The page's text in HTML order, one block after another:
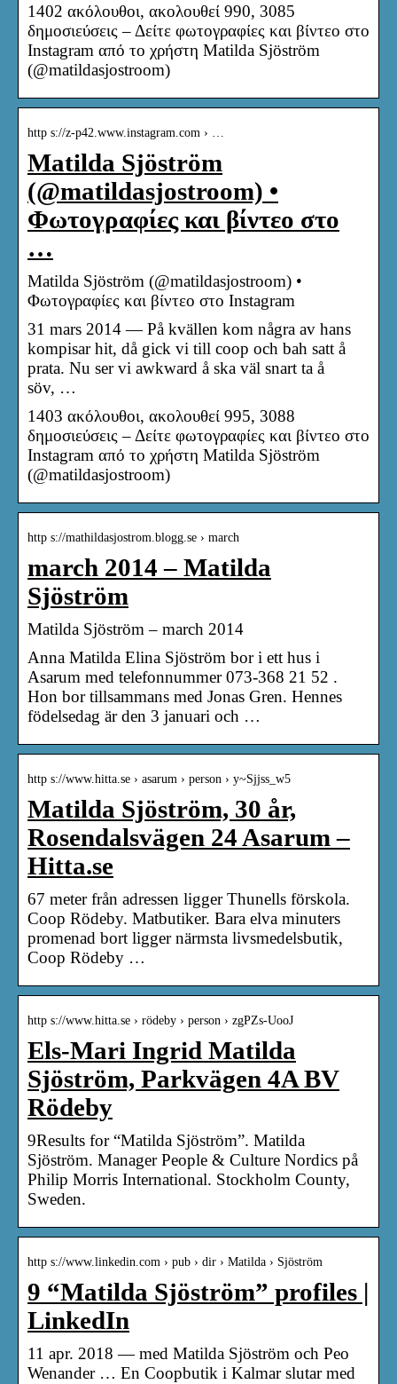
1402 ακόλουθοι, ακολουθεί 990, 3085
δημοσιεύσεις – Δείτε φωτογραφίες και βίντεο στο
Instagram από το χρήστη Matilda Sjöström
(@matildasjostroom)
http s://z-p42.www.instagram.com › …
Matilda Sjöström
(@matildasjostroom) •
Φωτογραφίες και βίντεο στο
…
Matilda Sjöström (@matildasjostroom) •
Φωτογραφίες και βίντεο στο Instagram
31 mars 2014 — På kvällen kom några av hans
kompisar hit, då gick vi till coop och bah satt å
prata. Nu ser vi awkward å ska väl snart ta å
söv, …
1403 ακόλουθοι, ακολουθεί 995, 3088
δημοσιεύσεις – Δείτε φωτογραφίες και βίντεο στο
Instagram από το χρήστη Matilda Sjöström
(@matildasjostroom)
http s://mathildasjostrom.blogg.se › march
march 2014 – Matilda
Sjöström
Matilda Sjöström – march 2014
Anna Matilda Elina Sjöström bor i ett hus i
Asarum med telefonnummer 073-368 21 52 .
Hon bor tillsammans med Jonas Gren. Hennes
födelsedag är den 3 januari och …
http s://www.hitta.se › asarum › person › y~Sjjss_w5
Matilda Sjöström, 30 år,
Rosendalsvägen 24 Asarum –
Hitta.se
67 meter från adressen ligger Thunells förskola.
Coop Rödeby. Matbutiker. Bara elva minuters
promenad bort ligger närmsta livsmedelsbutik,
Coop Rödeby …
http s://www.hitta.se › rödeby › person › zgPZs-UooJ
Els-Mari Ingrid Matilda
Sjöström, Parkvägen 4A BV
Rödeby
9Results for “Matilda Sjöström”. Matilda
Sjöström. Manager People & Culture Nordics på
Philip Morris International. Stockholm County,
Sweden.
http s://www.linkedin.com › pub › dir › Matilda › Sjöström
9 “Matilda Sjöström” profiles |
LinkedIn
11 apr. 2018 — med Matilda Sjöström och Peo
Wenander … En Coopbutik i Kalmar slutar med